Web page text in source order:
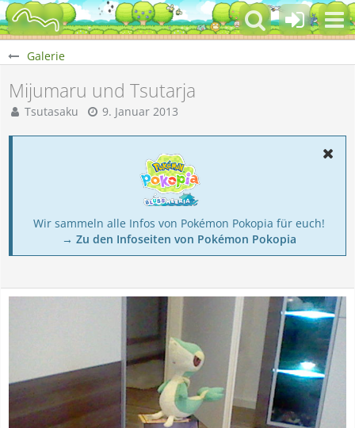
Galerie
Mijumaru und Tsutarja
Tsutasaku 9. Januar 2013
Wir sammeln alle Infos von Pokémon Pokopia für euch!
→ Zu den Infoseiten von Pokémon Pokopia